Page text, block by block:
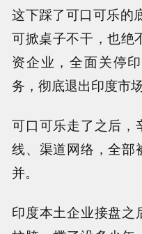
这下踩了可口可乐的
可掀桌子不干，也绝
资企业，全面关停
务，彻底退出印度市场
可口可乐走了之后，
线、渠道网络，全部
并。
印度本土企业接盘之